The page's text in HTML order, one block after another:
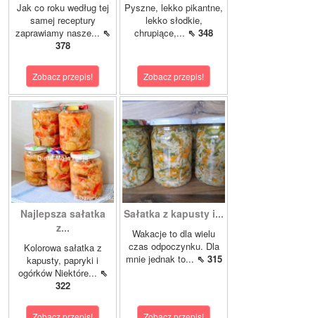
Jak co roku według tej
samej receptury
zaprawiamy nasze... ⇖
378
Zobacz przepis!
Pyszne, lekko pikantne,
lekko słodkie,
chrupiące,... ⇖ 348
Zobacz przepis!
Najlepsza sałatka
z...
Kolorowa sałatka z
kapusty, papryki i
ogórków Niektóre... ⇖
322
Sałatka z kapusty i...
Wakacje to dla wielu
czas odpoczynku. Dla
mnie jednak to... ⇖ 315